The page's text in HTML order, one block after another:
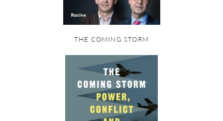
THE COMING STORM